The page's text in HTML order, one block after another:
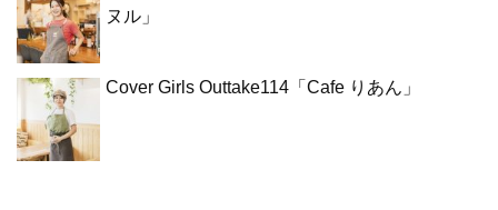
ヌル」
Cover Girls Outtake114「Cafe りあん」